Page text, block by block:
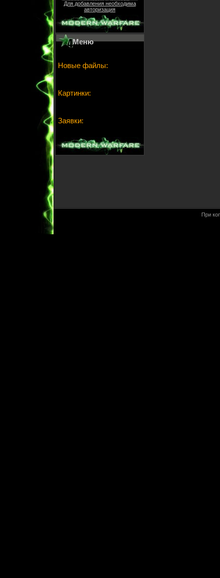
Для добавления необходима
авторизация
Меню
Новые файлы:
Картинки:
Заявки:
При